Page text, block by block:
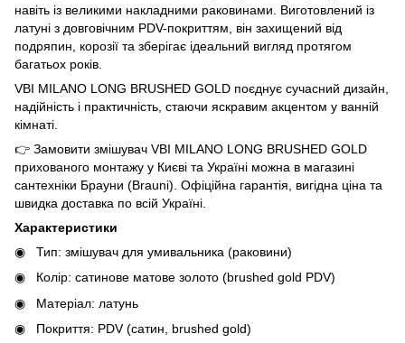
навіть із великими накладними раковинами. Виготовлений із
латуні з довговічним PDV-покриттям, він захищений від
подряпин, корозії та зберігає ідеальний вигляд протягом
багатьох років.
VBI MILANO LONG BRUSHED GOLD поєднує сучасний дизайн,
надійність і практичність, стаючи яскравим акцентом у ванній
кімнаті.
👉 Замовити змішувач VBI MILANO LONG BRUSHED GOLD
прихованого монтажу у Києві та Україні можна в магазині
сантехніки Брауни (Brauni). Офіційна гарантія, вигідна ціна та
швидка доставка по всій Україні.
Характеристики
Тип: змішувач для умивальника (раковини)
Колір: сатинове матове золото (brushed gold PDV)
Матеріал: латунь
Покриття: PDV (сатин, brushed gold)